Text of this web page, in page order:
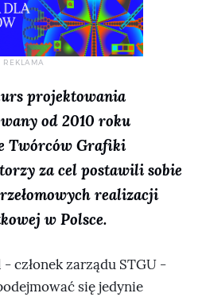
projektowania
od 2010 roku
Twórców Grafiki
za cel postawili sobie
realizacji
w Polsce.
członek zarządu STGU -
się jedynie